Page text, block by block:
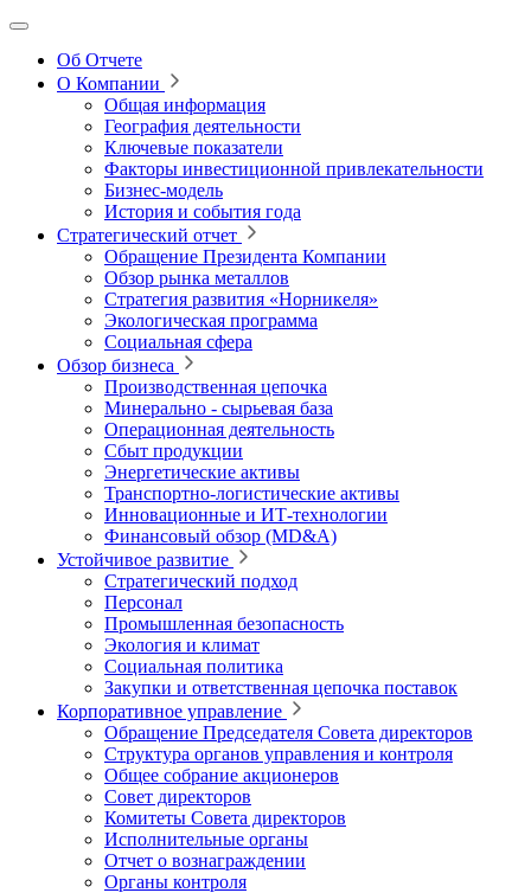
Об Отчете
О Компании
Общая информация
География деятельности
Ключевые показатели
Факторы инвестиционной привлекательности
Бизнес-модель
История и события года
Стратегический отчет
Обращение Президента Компании
Обзор рынка металлов
Стратегия развития «Норникеля»
Экологическая программа
Социальная сфера
Обзор бизнеса
Производственная цепочка
Минерально ‑ сырьевая база
Операционная деятельность
Сбыт продукции
Энергетические активы
Транспортно-логистические активы
Инновационные и ИТ‑технологии
Финансовый обзор (MD&A)
Устойчивое развитие
Стратегический подход
Персонал
Промышленная безопасность
Экология и климат
Социальная политика
Закупки и ответственная цепочка поставок
Корпоративное управление
Обращение Председателя Совета директоров
Структура органов управления и контроля
Общее собрание акционеров
Совет директоров
Комитеты Совета директоров
Исполнительные органы
Отчет о вознаграждении
Органы контроля